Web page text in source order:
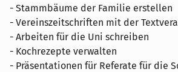
- Stammbäume der Familie erstellen
- Vereinszeitschriften mit der
- Arbeiten für die Uni schreiben
- Kochrezepte verwalten
- Präsentationen für Referate für die